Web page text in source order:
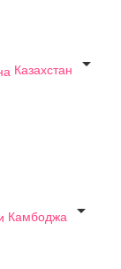
Казахстан

Камбоджа
